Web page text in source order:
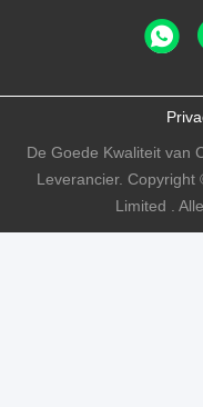
De Goede Kwaliteit van
Leverancier.
Limited .